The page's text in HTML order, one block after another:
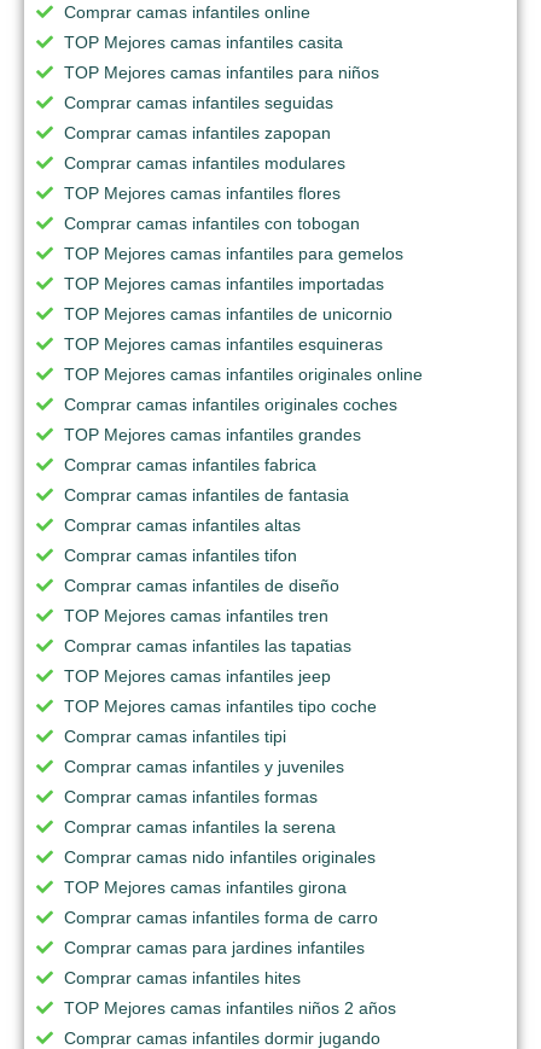
Comprar camas infantiles online
TOP Mejores camas infantiles casita
TOP Mejores camas infantiles para niños
Comprar camas infantiles seguidas
Comprar camas infantiles zapopan
Comprar camas infantiles modulares
TOP Mejores camas infantiles flores
Comprar camas infantiles con tobogan
TOP Mejores camas infantiles para gemelos
TOP Mejores camas infantiles importadas
TOP Mejores camas infantiles de unicornio
TOP Mejores camas infantiles esquineras
TOP Mejores camas infantiles originales online
Comprar camas infantiles originales coches
TOP Mejores camas infantiles grandes
Comprar camas infantiles fabrica
Comprar camas infantiles de fantasia
Comprar camas infantiles altas
Comprar camas infantiles tifon
Comprar camas infantiles de diseño
TOP Mejores camas infantiles tren
Comprar camas infantiles las tapatias
TOP Mejores camas infantiles jeep
TOP Mejores camas infantiles tipo coche
Comprar camas infantiles tipi
Comprar camas infantiles y juveniles
Comprar camas infantiles formas
Comprar camas infantiles la serena
Comprar camas nido infantiles originales
TOP Mejores camas infantiles girona
Comprar camas infantiles forma de carro
Comprar camas para jardines infantiles
Comprar camas infantiles hites
TOP Mejores camas infantiles niños 2 años
Comprar camas infantiles dormir jugando